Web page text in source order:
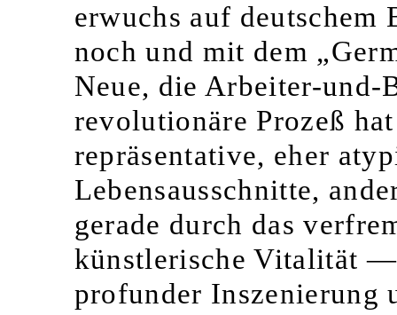
erwuchs auf deutschem
noch und mit dem
Neue, die Arbeiter-und-
revolutionäre Prozeß
repräsentative, eher
Lebensausschnitte,
gerade durch das
künstlerische Vitalität
profunder Inszenierung